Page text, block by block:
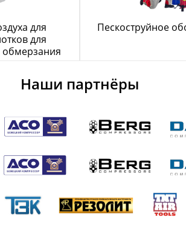
для
для
Пескоструйное
Наши партнёры